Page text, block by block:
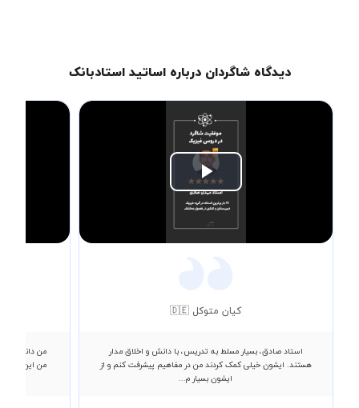
دیدگاه شاگردان درباره اساتید استادبانک
Play
Video
کیان متوکل 🇩🇪
استاد صادق، بسیار مسلط به تدریس، با دانش و اخلاق مدار
هستند. ایشون خیلی کمک کردند من در مفاهیم پیشرفت کنم و از
ایشون بسیار م...
من دانشجوی